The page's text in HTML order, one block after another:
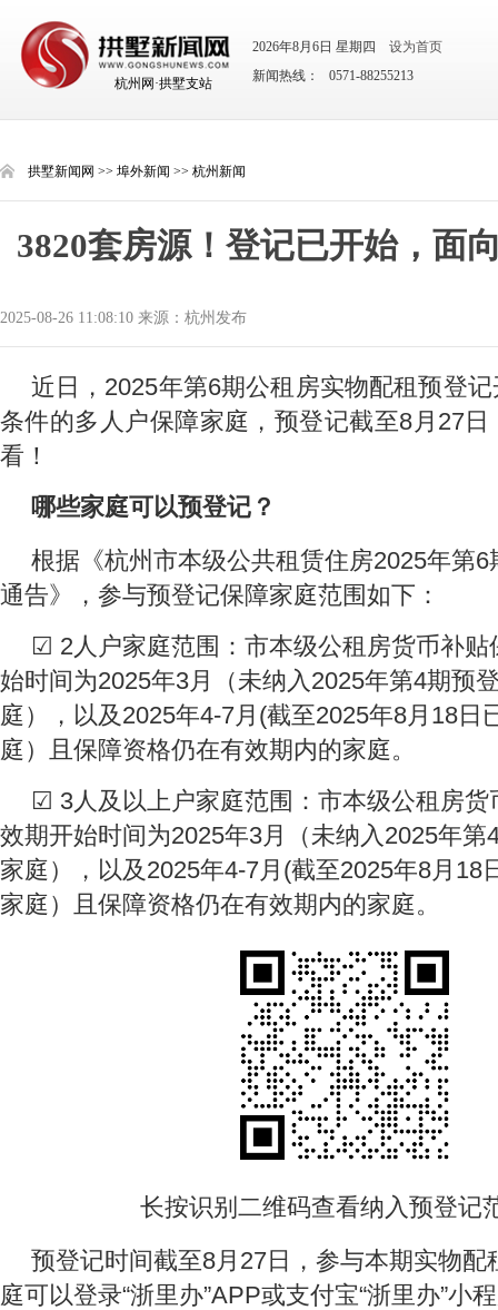
杭州网·拱墅支站
2026年8月6日 星期四
设为首页
新闻热线： 0571-88255213
拱墅新闻网 >> 埠外新闻 >> 杭州新闻
3820套房源！登记已开始，面
2025-08-26 11:08:10 来源：杭州发布
近日，2025年第6期公租房实物配租预登
条件的多人户保障家庭，预登记截至8月27
看！
哪些家庭可以预登记？
根据《杭州市本级公共租赁住房2025年第
通告》，参与预登记保障家庭范围如下：
☑ 2人户家庭范围：市本级公租房货币补贴
始时间为2025年3月（未纳入2025年第4期预
庭），以及2025年4-7月(截至2025年8月18日
庭）且保障资格仍在有效期内的家庭。
☑ 3人及以上户家庭范围：市本级公租房货
效期开始时间为2025年3月（未纳入2025年第
家庭），以及2025年4-7月(截至2025年8月18
家庭）且保障资格仍在有效期内的家庭。
长按识别二维码查看纳入预登记
预登记时间截至8月27日，参与本期实物配
庭可以登录“浙里办”APP或支付宝“浙里办”小